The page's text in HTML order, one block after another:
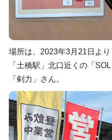
場所は、2023年3月21日よ
「土橋駅」北口近くの「
「剣力」さん。